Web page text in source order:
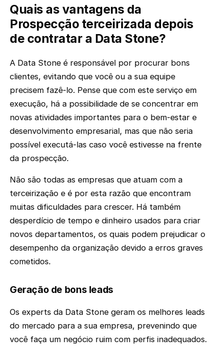
Quais as vantagens da
Prospecção terceirizada depois
de contratar a Data Stone?
A Data Stone é responsável por procurar bons
clientes, evitando que você ou a sua equipe
precisem fazê-lo. Pense que com este serviço em
execução, há a possibilidade de se concentrar em
novas atividades importantes para o bem-estar e
desenvolvimento empresarial, mas que não seria
possível executá-las caso você estivesse na frente
da prospecção.
Não são todas as empresas que atuam com a
terceirização e é por esta razão que encontram
muitas dificuldades para crescer. Há também
desperdício de tempo e dinheiro usados para criar
novos departamentos, os quais podem prejudicar o
desempenho da organização devido a erros graves
cometidos.
Geração de bons leads
Os experts da Data Stone geram os melhores leads
do mercado para a sua empresa, prevenindo que
você faça um negócio ruim com perfis inadequados.